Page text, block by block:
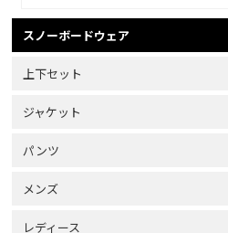
スノーボードウェア
上下セット
ジャケット
パンツ
メンズ
レディース